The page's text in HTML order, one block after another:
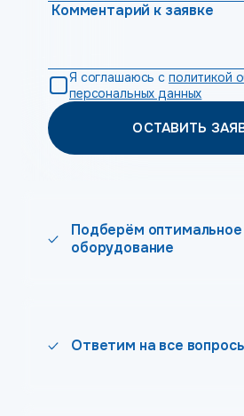
Комментарий к заявке
Я соглашаюсь с политикой
персональных данных
ОСТАВИТЬ
Подберём оптимальное
оборудование
Ответим на все